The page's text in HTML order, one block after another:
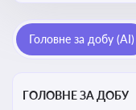
Головне за добу (AI)
ГОЛОВНЕ ЗА ДОБУ